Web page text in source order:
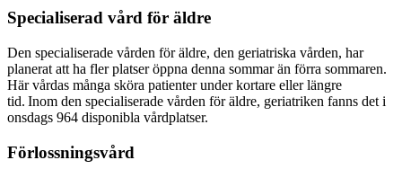
Specialiserad vård för äldre
Den specialiserade vården för äldre, den geriatriska vården, har
planerat att ha fler platser öppna denna sommar än förra sommaren.
Här vårdas många sköra patienter under kortare eller längre
tid. Inom den specialiserade vården för äldre, geriatriken fanns det i
onsdags 964 disponibla vårdplatser.
Förlossningsvård